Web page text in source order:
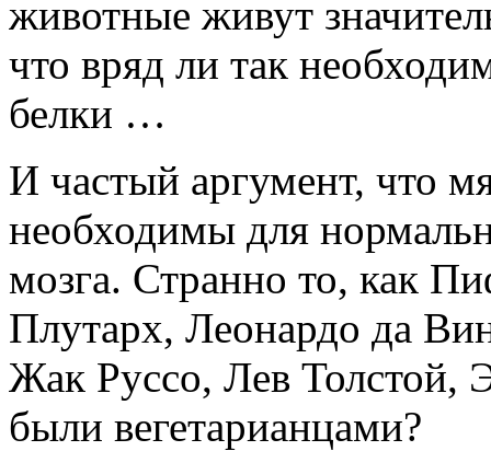
животные живут
что вряд ли так
белки …
И частый аргумент, что
необходимы для
мозга. Странно то, как
Плутарх, Леонардо да
Жак Руссо, Лев Толстой,
были вегетарианцами?